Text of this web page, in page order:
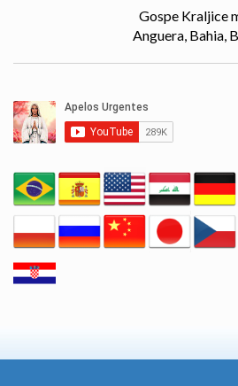
Gospe Kraljice
Anguera, Bahia,